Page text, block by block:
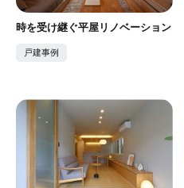
時を受け継ぐ平屋リノベーション
戸建事例